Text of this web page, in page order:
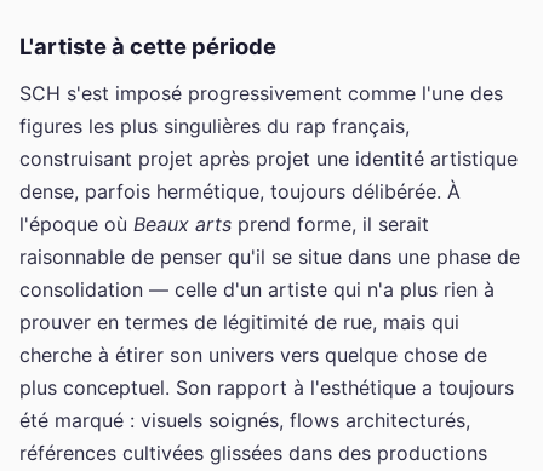
L'artiste à cette période
SCH s'est imposé progressivement comme l'une des
figures les plus singulières du rap français,
construisant projet après projet une identité artistique
dense, parfois hermétique, toujours délibérée. À
l'époque où Beaux arts prend forme, il serait
raisonnable de penser qu'il se situe dans une phase de
consolidation — celle d'un artiste qui n'a plus rien à
prouver en termes de légitimité de rue, mais qui
cherche à étirer son univers vers quelque chose de
plus conceptuel. Son rapport à l'esthétique a toujours
été marqué : visuels soignés, flows architecturés,
références cultivées glissées dans des productions